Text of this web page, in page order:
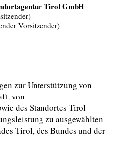
Tirol GmbH
Vorsitzender)
zur Unterstützung von
von
des Standortes Tirol
zu ausgewählten
Tirol, des Bundes und der